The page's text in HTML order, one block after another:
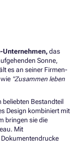
Unternehmen,das
Sonne,
es an seiner Firmen-
"Zusammen leben
beliebten Bestandteil
Design kombiniert mit
bringen sie die
Mit